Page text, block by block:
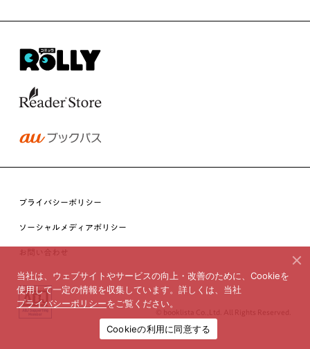
プライバシーポリシー
ソーシャルメディアポリシー
お問い合わせ
© booklista Co.,Ltd. All Rights Reserved.
当社は、ウェブサイトやサービスの向上・改善のために、Cookieを
使用して一定の情報を収集しています。詳しくは、当社
プライバシーポリシーをご覧ください。
Cookieの利用に同意する